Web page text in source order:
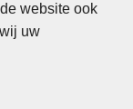
website ook
uw